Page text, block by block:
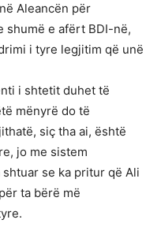
Aleancën për
shumë e afërt BDI-në,
i tyre legjitim që unë
i shtetit duhet të
mënyrë do të
siç tha ai, është
jo me sistem
se ka pritur që Ali
ta bërë më